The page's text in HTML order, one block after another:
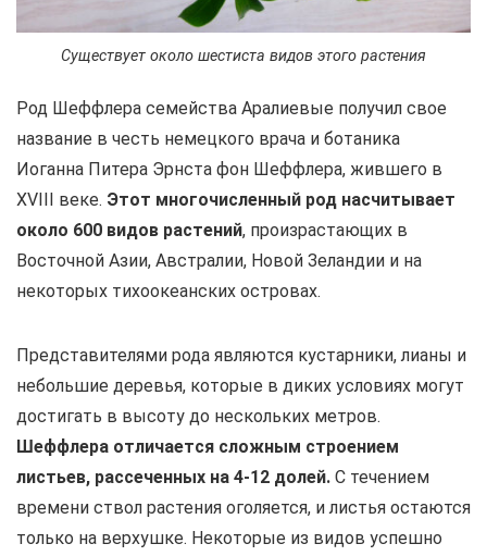
Существует около шестиста видов этого растения
Род Шеффлера семейства Аралиевые получил свое
название в честь немецкого врача и ботаника
Иоганна Питера Эрнста фон Шеффлера, жившего в
XVIII веке. Этот многочисленный род насчитывает
около 600 видов растений, произрастающих в
Восточной Азии, Австралии, Новой Зеландии и на
некоторых тихоокеанских островах.
Представителями рода являются кустарники, лианы и
небольшие деревья, которые в диких условиях могут
достигать в высоту до нескольких метров.
Шеффлера отличается сложным строением
листьев, рассеченных на 4-12 долей. С течением
времени ствол растения оголяется, и листья остаются
только на верхушке. Некоторые из видов успешно